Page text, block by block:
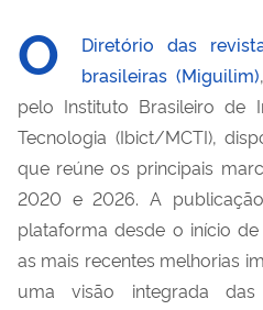
O
Diretório das
brasileiras (Miguilim)
pelo Instituto Brasileiro de
Tecnologia (Ibict/MCTI),
que reúne os principais
2020 e 2026. A
plataforma desde o início
as mais recentes melhorias
uma visão integrada